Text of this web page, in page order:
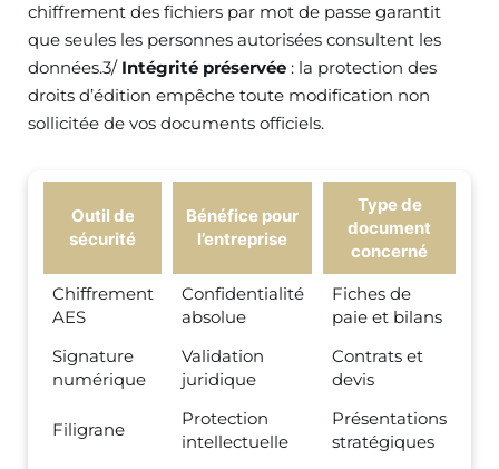
chiffrement des fichiers par mot de passe garantit
que seules les personnes autorisées consultent les
données.3/ Intégrité préservée : la protection des
droits d’édition empêche toute modification non
sollicitée de vos documents officiels.
Outil de
sécurité
Bénéfice pour
l’entreprise
Type de
document
concerné
Chiffrement
AES
Confidentialité
absolue
Fiches de
paie et bilans
Signature
numérique
Validation
juridique
Contrats et
devis
Filigrane
Protection
intellectuelle
Présentations
stratégiques